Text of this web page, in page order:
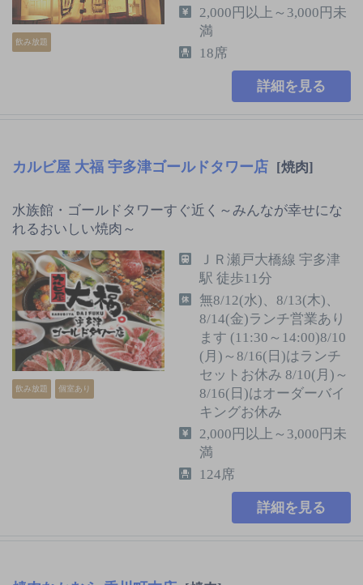
飲み放題
2,000円以上～3,000円未
満
18席
詳細を見る
カルビ屋 大福 宇多津ゴールドタワー店 [焼肉]
水族館・ゴールドタワーすぐ近く～みんなが幸せにな
れるおいしい焼肉～
飲み放題 個室あり
ＪＲ瀬戸大橋線 宇多津
駅 徒歩11分
無8/12(水)、8/13(木)、
8/14(金)ランチ営業あり
ます (11:30～14:00)8/10
(月)～8/16(日)はランチ
セットお休み 8/10(月)～
8/16(日)はオーダーバイ
キングお休み
2,000円以上～3,000円未
満
124席
詳細を見る